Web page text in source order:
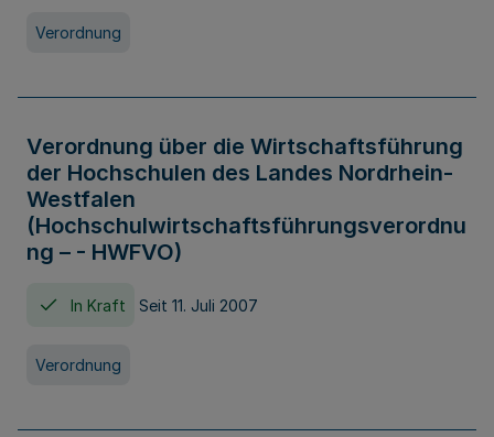
Verordnung
Verordnung über die Wirtschaftsführung
der Hochschulen des Landes Nordrhein-
Westfalen
(Hochschulwirtschaftsführungsverordnu
ng – - HWFVO)
In Kraft Seit 11. Juli 2007
Verordnung